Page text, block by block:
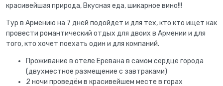
красивейшая природа, Вкусная еда, шикарное вино!!!
Тур в Армению на 7 дней подойдет и для тех, кто кто ищет как
провести романтический отдых для двоих в Армении и для
того, кто хочет поехать один и для компаний.
Проживание в отеле Еревана в самом сердце города
(двухместное размещение с завтраками)
2 ночи проведём в красивейшем месте в горах